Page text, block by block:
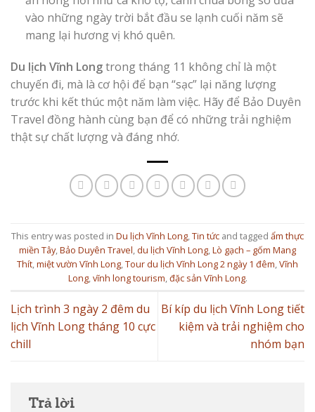
vào những ngày trời bắt đầu se lạnh cuối năm sẽ
mang lại hương vị khó quên.
Du lịch Vĩnh Longtrong tháng 11 không chỉ là một
chuyến đi, mà là cơ hội để bạn “sạc” lại năng lượng
trước khi kết thúc một năm làm việc. Hãy để Bảo Duyên
Travel đồng hành cùng bạn để có những trải nghiệm
thật sự chất lượng và đáng nhớ.
This entry was posted in Du lịch Vĩnh Long,Tin tức and tagged ẩm thực
miền Tây,Bảo Duyên Travel, du lịch Vĩnh Long,Lò gạch – gốm Mang
Thít,miệt vườn Vĩnh Long,Tour du lịch Vĩnh Long 2 ngày 1 đêm,Vĩnh
Long,vĩnh long tourism,đặc sản Vĩnh Long.
Lịch trình 3 ngày 2 đêm du
lịch Vĩnh Long tháng 10 cực
chill
Bí kíp du lịch Vĩnh Long tiết
kiệm và trải nghiệm cho
nhóm bạn
Trả lời